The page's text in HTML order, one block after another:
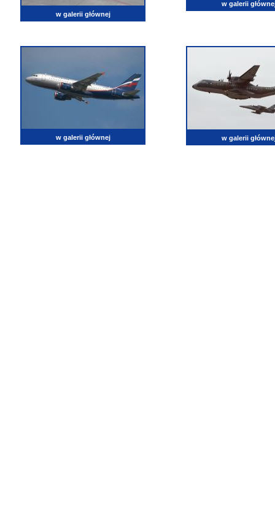
w galerii głównej
w galerii
w galerii głównej w galerii